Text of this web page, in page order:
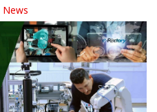
News